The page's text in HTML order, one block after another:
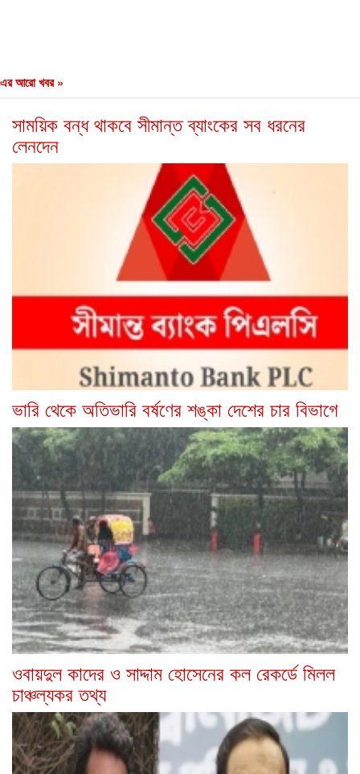
এর আরো খবর »
সাময়িক বন্ধ থাকবে সীমান্ত ব্যাংকের সব ধরনের
লেনদেন
ভারি থেকে অতিভারি বর্ষণের শঙ্কা দেশের চার বিভাগে
ওবায়দুল কাদের ও সাদ্দাম হোসেনের কল রেকর্ডে মিলল
চাঞ্চল্যকর তথ্য